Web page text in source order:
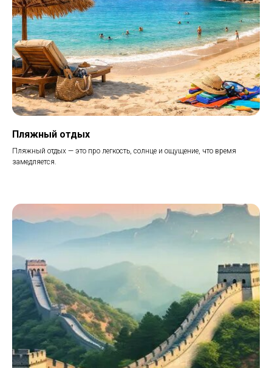
Пляжный отдых
Пляжный отдых — это про легкость, солнце и ощущение, что время
замедляется.